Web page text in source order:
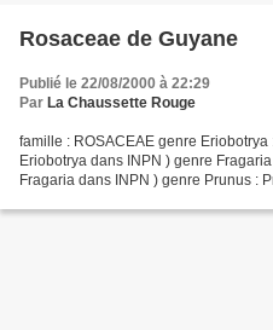
Rosaceae de Guyane
Publié le 22/08/2000 à 22:29
Par La Chaussette Rouge
famille : ROSACEAE genre
Eriobotrya dans INPN ) genre
Fragaria dans INPN ) genre Prunus :